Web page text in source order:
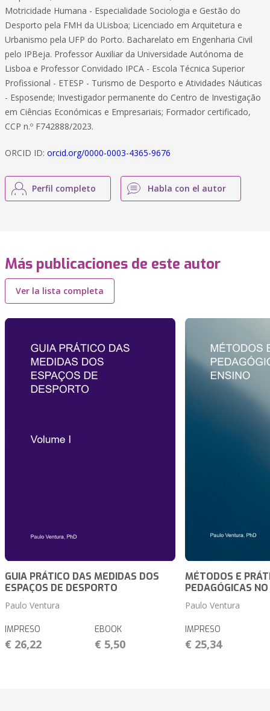
Motricidade Humana - Especialidade Sociologia e Gestão do
Desporto pela FMH da ULisboa; Licenciado em Arquitetura e
Urbanismo pela UFP do Porto. Bacharelato em Engenharia Civil
pelo IPBeja. Professor Auxiliar da Universidade Autónoma de
Lisboa e Professor Convidado IPCA - Escola Técnica Superior
Profissional - ETESP - Turismo de Desporto e Atividades Náuticas
- Esposende; Investigador permanente do Centro de Investigação
em Ciências Económicas e Empresariais; Formador certificado,
CCP n.º F742888/2023.
ORCID ID: orcid.org/0000-0003-4365-9676
Perfil completo Habla con el autor
Más publicaciones de este autor
Ver la lista completa
GUIA PRÁTICO DAS MEDIDAS DOS
ESPAÇOS DE DESPORTO
Paulo Ventura
IMPRESO
€ 26,22
EBOOK
€ 5,50
MÉTODOS E
PEDAGÓGICAS
Paulo Ventura
IMPRESO
€ 25,34